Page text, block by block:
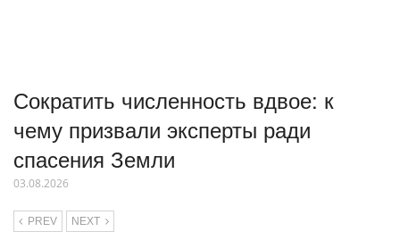
Сократить численность вдвое: к
чему призвали эксперты ради
спасения Земли
03.08.2026
PREV NEXT